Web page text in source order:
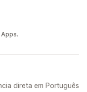
direta em Português